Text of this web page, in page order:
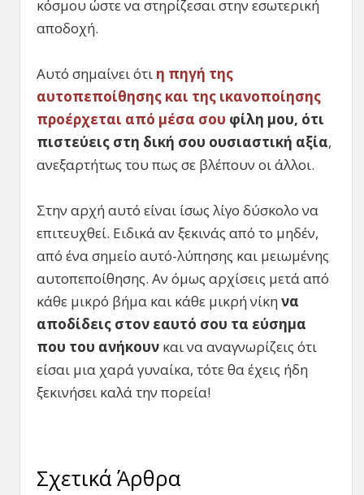
κόσμου ώστε να στηρίζεσαι στην εσωτερική
αποδοχή.
Αυτό σημαίνει ότι η πηγή της
αυτοπεποίθησης και της ικανοποίησης
προέρχεται από μέσα σου φίλη μου, ότι
πιστεύεις στη δική σου ουσιαστική αξία,
ανεξαρτήτως του πως σε βλέπουν οι άλλοι.
Στην αρχή αυτό είναι ίσως λίγο δύσκολο να
επιτευχθεί. Ειδικά αν ξεκινάς από το μηδέν,
από ένα σημείο αυτό-λύπησης και μειωμένης
αυτοπεποίθησης. Αν όμως αρχίσεις μετά από
κάθε μικρό βήμα και κάθε μικρή νίκη να
αποδίδεις στον εαυτό σου τα εύσημα
που του ανήκουν και να αναγνωρίζεις ότι
είσαι μια χαρά γυναίκα, τότε θα έχεις ήδη
ξεκινήσει καλά την πορεία!
Σχετικά Άρθρα